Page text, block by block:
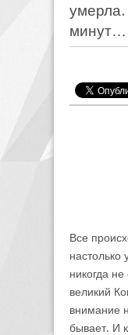
умерла.
минут…
Все
настолько
никогда
великий
внимание
бывает. И